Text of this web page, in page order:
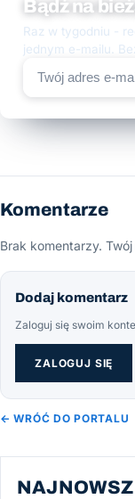
Bądź na
Raz w tygodniu -
jednym e-mailu.
Komentarze
Brak komentarzy.
Dodaj komentarz
Zaloguj się swoim
ZALOGUJ SIĘ
← WRÓĆ DO PORTALU